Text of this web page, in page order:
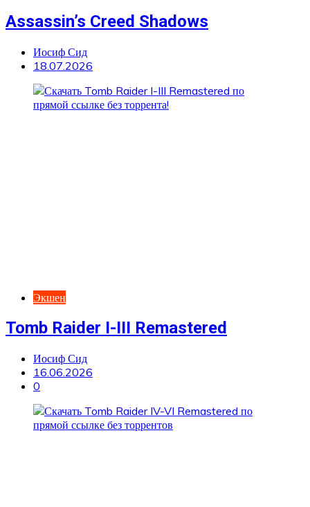
Assassin’s Creed Shadows
Иосиф Сид
18.07.2026
Экшен
Tomb Raider I-III Remastered
Иосиф Сид
16.06.2026
0